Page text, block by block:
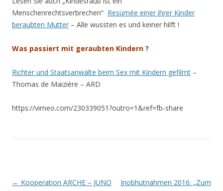
Menschenrechtsverbrechen“ Resümée einer ihrer Kinder
beraubten Mutter – Alle wussten es und keiner hilft !
Was passiert mit geraubten Kindern ?
Richter und Staatsanwälte beim Sex mit Kindern gefilmt –
Thomas de Maizière – ARD
https://vimeo.com/230339051?outro=1&ref=fb-share
Beitrags-
← Kooperation ARCHE – JUNO
Inobhutnahmen 2016: „Zum